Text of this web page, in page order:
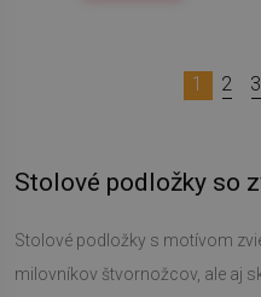
1 2 3
Stolové podložky so
Stolové podložky s motívom
milovníkov štvornožcov, ale aj